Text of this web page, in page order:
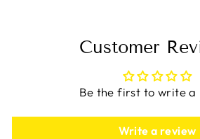
Customer
Be the first to write a
Write a review